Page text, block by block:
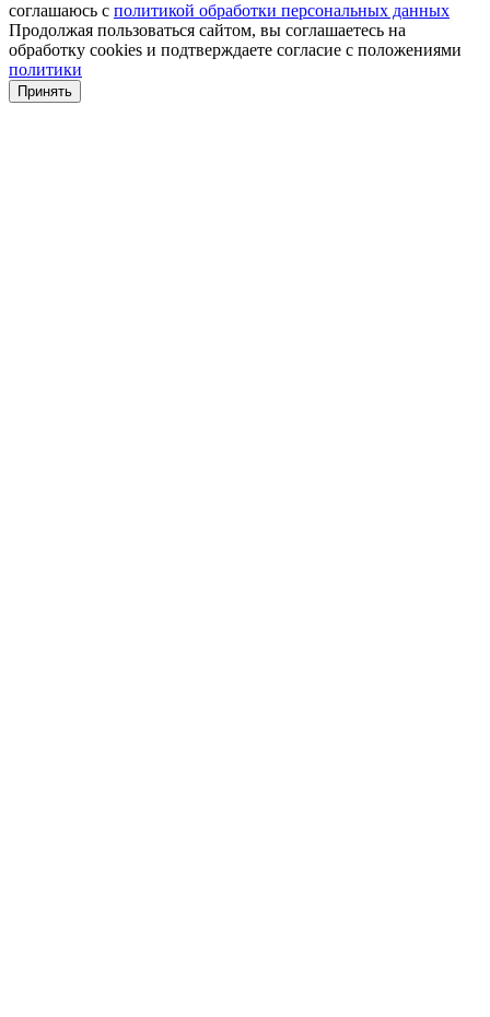
соглашаюсь с политикой обработки персональных данных
Продолжая пользоваться сайтом, вы соглашаетесь на
обработку cookies и подтверждаете согласие с положениями
политики
Принять